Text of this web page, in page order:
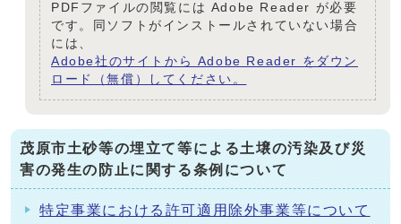
PDFファイルの閲覧には Adobe Reader が必要
です。同ソフトがインストールされていない場合
には、
Adobe社のサイトから Adobe Reader をダウン
ロード（無償）してください。
茂原市土砂等の埋立て等による土壌の汚染及び災
害の発生の防止に関する条例について
特定事業における許可適用除外事業等について